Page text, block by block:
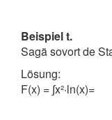
Beispiel t.
Sagä sovort de
Lösung:
F(x) = ∫x²·ln(x)=